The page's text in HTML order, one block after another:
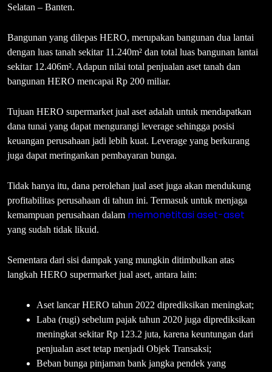
Selatan – Banten.
Bangunan yang dilepas HERO, merupakan bangunan dua lantai
dengan luas tanah sekitar 11.240m² dan total luas bangunan lantai
sekitar 12.406m². Adapun nilai total penjualan aset tanah dan
bangunan HERO mencapai Rp 200 miliar.
Tujuan HERO supermarket jual aset adalah untuk mendapatkan
dana tunai yang dapat mengurangi leverage sehingga posisi
keuangan perusahaan jadi lebih kuat. Leverage yang berkurang
juga dapat meringankan pembayaran bunga.
Tidak hanya itu, dana perolehan jual aset juga akan mendukung
profitabilitas perusahaan di tahun ini. Termasuk untuk menjaga
kemampuan perusahaan dalam memonetitasi aset-aset
yang sudah tidak likuid.
Sementara dari sisi dampak yang mungkin ditimbulkan atas
langkah HERO supermarket jual aset, antara lain:
Aset lancar HERO tahun 2022 diprediksikan meningkat;
Laba (rugi) sebelum pajak tahun 2020 juga diprediksikan
meningkat sekitar Rp 123.2 juta, karena keuntungan dari
penjualan aset tetap menjadi Objek Transaksi;
Beban bunga pinjaman bank jangka pendek yang